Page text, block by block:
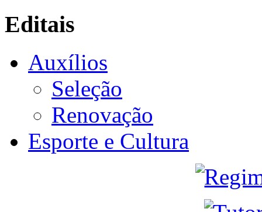
Editais
Auxílios
Seleção
Renovação
Esporte e Cultura